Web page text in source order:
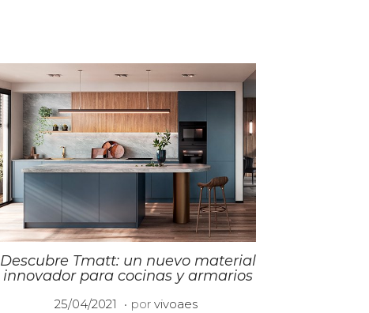
Descubre Tmatt: un nuevo material
innovador para cocinas y armarios
P
25/04/2021
2. por vivoaes